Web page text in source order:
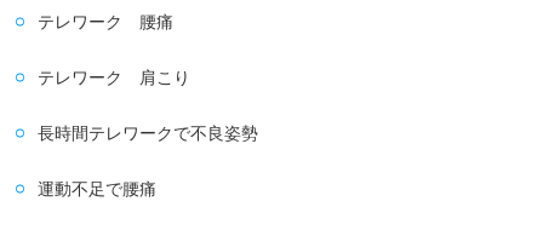
テレワーク 腰痛
テレワーク 肩こり
長時間テレワークで不良姿勢
運動不足で腰痛